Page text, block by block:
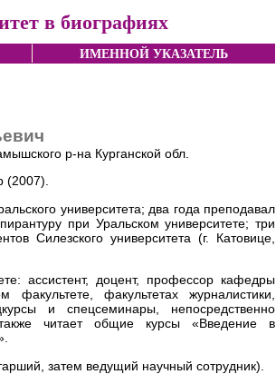
в биографиях
ИМЕННОЙ УКАЗАТЕЛЬ
р-на Курганской обл.
(2007).
университета; два года преподавал
при Уральском университете; три
Силезского университета (г. Катовице,
ассистент, доцент, профессор кафедры
факультетах журналистики,
и спецсеминары, непосредственно
читает общие курсы «Введение в
затем ведущий научный сотрудник).